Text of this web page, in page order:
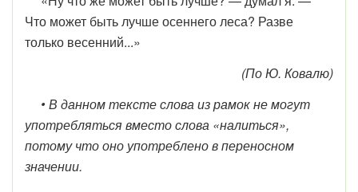
Что может быть лучше осеннего леса? Разве
только весенний...»
(По Ю. Ковалю)
• В данном тексте слова из рамок не могут
употребляться вместо слова «налиться»,
потому что оно употреблено в переносном
значении.